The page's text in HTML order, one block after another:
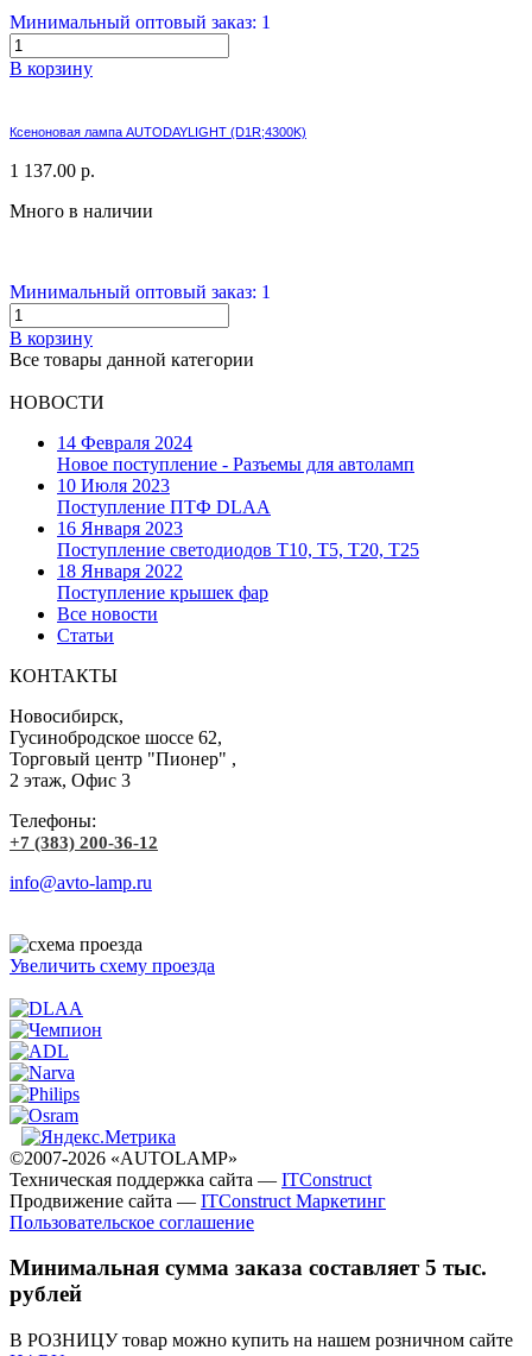
Минимальный оптовый заказ: 1
В корзину
Ксеноновая лампа AUTODAYLIGHT (D1R;4300K)
1 137.00 р.
Много в наличии
Минимальный оптовый заказ: 1
В корзину
Все товары данной категории
НОВОСТИ
14 Февраля 2024
Новое поступление - Разъемы для автоламп
10 Июля 2023
Поступление ПТФ DLAA
16 Января 2023
Поступление светодиодов T10, T5, T20, T25
18 Января 2022
Поступление крышек фар
Все новости
Статьи
КОНТАКТЫ
Новосибирск,
Гусинобродское шоссе 62,
Торговый центр "Пионер" ,
2 этаж, Офис 3
Телефоны:
+7 (383) 200-36-12
info@avto-lamp.ru
Увеличить схему проезда
©2007-2026 «AUTOLAMP»
Техническая поддержка сайта — ITConstruct
Продвижение сайта — ITConstruct Маркетинг
Пользовательское соглашение
Минимальная сумма заказа составляет 5 тыс.
рублей
В РОЗНИЦУ товар можно купить на нашем розничном сайте